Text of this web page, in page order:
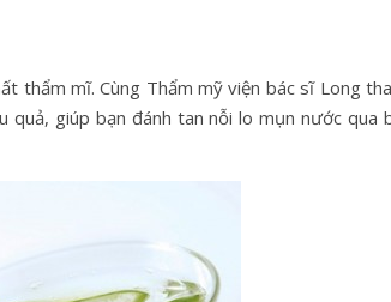
thẩm mĩ. Cùng Thẩm mỹ viện bác sĩ Long
quả, giúp bạn đánh tan nỗi lo mụn nước qua